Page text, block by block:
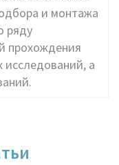
и монтажа
ряду
прохождения
исследований, а